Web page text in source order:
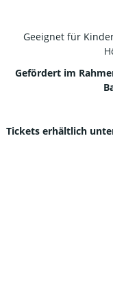
Geeignet für
Gefördert im
Tickets erhältlich